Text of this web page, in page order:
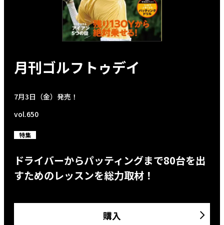
月刊ゴルフトゥデイ
7月3日（金）発売！
vol.650
特集
ドライバーからパッティングまで80台を出
すためのレッスンを総力取材！
購入